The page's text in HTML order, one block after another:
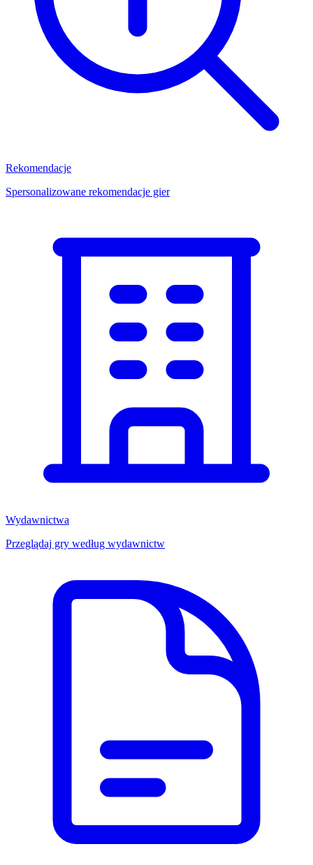
Rekomendacje
Spersonalizowane rekomendacje gier
Wydawnictwa
Przeglądaj gry według wydawnictw